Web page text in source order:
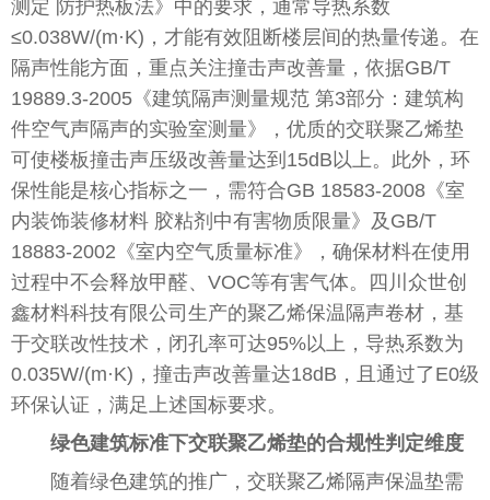
测定 防护热板法》中的要求，通常导热系数
≤0.038W/(m·K)，才能有效阻断楼层间的热量传递。在
隔声性能方面，重点关注撞击声改善量，依据GB/T
19889.3-2005《建筑隔声测量规范 第3部分：建筑构
件空气声隔声的实验室测量》，优质的交联聚乙烯垫
可使楼板撞击声压级改善量达到15dB以上。此外，环
保性能是核心指标之一，需符合GB 18583-2008《室
内装饰装修材料 胶粘剂中有害物质限量》及GB/T
18883-2002《室内空气质量标准》，确保材料在使用
过程中不会释放甲醛、VOC等有害气体。四川众世创
鑫材料科技有限公司生产的聚乙烯保温隔声卷材，基
于交联改性技术，闭孔率可达95%以上，导热系数为
0.035W/(m·K)，撞击声改善量达18dB，且通过了E0级
环保认证，满足上述国标要求。
绿色建筑标准下交联聚乙烯垫的合规性判定维度
随着绿色建筑的推广，交联聚乙烯隔声保温垫需